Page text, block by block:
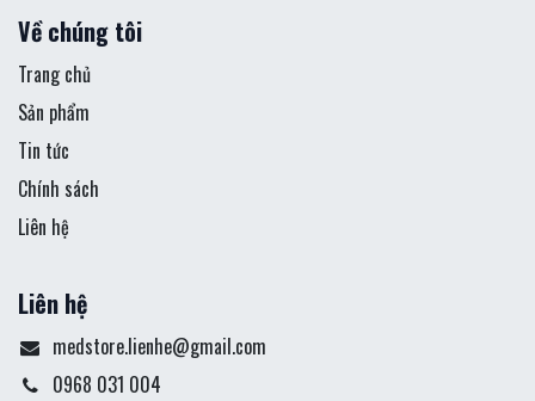
Về chúng tôi
Trang chủ
Sản phẩm
Tin tức
Chính sách
Liên hệ
Liên hệ
medstore.lienhe@gmail.com
0968 031 004